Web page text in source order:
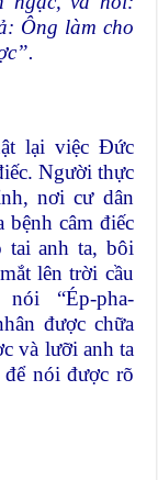
Ông làm cho
lại việc Đức
Người thực
nơi cư dân
bệnh câm điếc
tai anh ta, bôi
lên trời cầu
“Ép-pha-
được chữa
và lưỡi anh ta
nói được rõ